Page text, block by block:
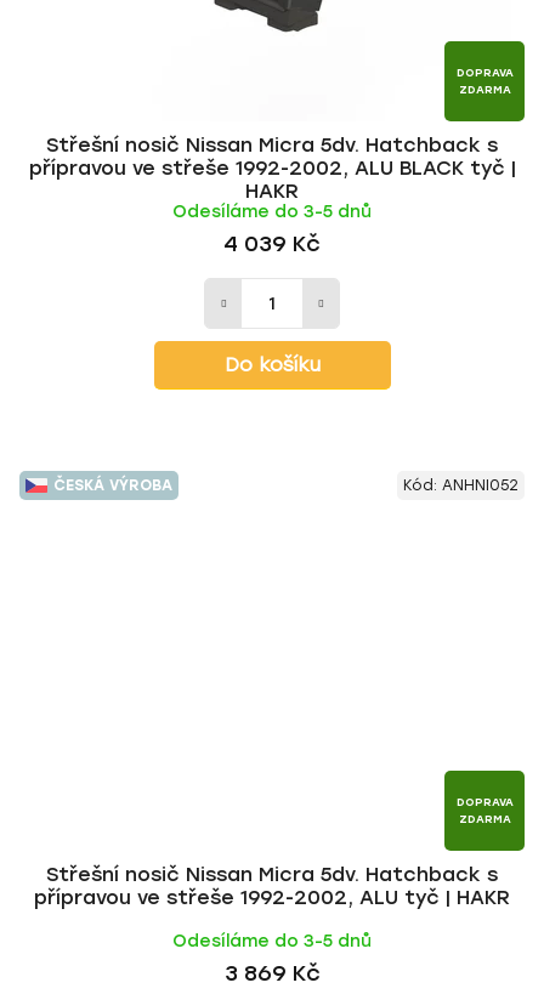
DOPRAVA
ZDARMA
Střešní nosič Nissan Micra 5dv. Hatchback s
přípravou ve střeše 1992-2002, ALU BLACK tyč |
HAKR
Odesíláme do 3-5 dnů
4 039 Kč
Do košíku
ČESKÁ VÝROBA
DOPRAVA
ZDARMA
Střešní nosič Nissan Micra 5dv. Hatchback s
přípravou ve střeše 1992-2002, ALU tyč | HAKR
Odesíláme do 3-5 dnů
3 869 Kč
Kód: ANHNI052